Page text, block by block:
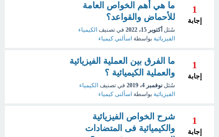
1
إجابة
ما هي أهم الخواص العامة
للأحماض والقواعد؟
سُئل أكتوبر 15، 2022 في تصنيف الكيمياء
الفيزيائية بواسطة اسألني كيمياء
1
إجابة
ما الفرق بين العملية الفيزيائية
والعملية الكيميائية ؟
سُئل نوفمبر 4، 2019 في تصنيف الكيمياء
الفيزيائية بواسطة اسألنى كيمياء
1
إجابة
شرح الخواص الفيزيائية
والكيميائية فى المتضادات